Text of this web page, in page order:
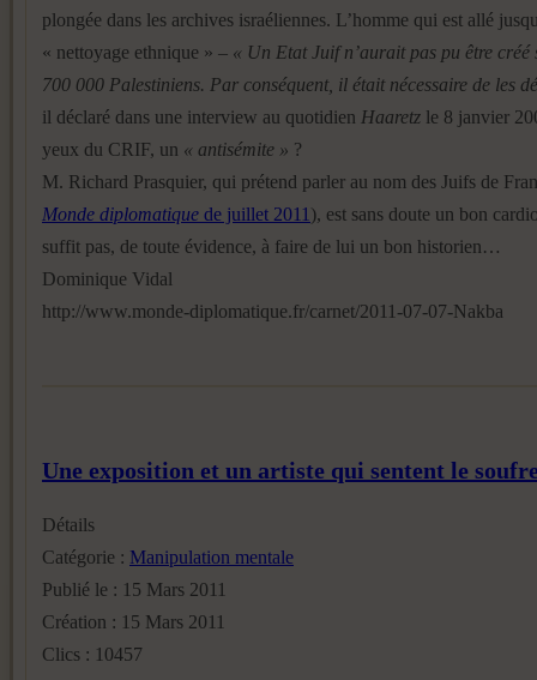
plongée dans les archives israéliennes. L’homme qui est allé
« nettoyage ethnique » – « Un Etat Juif n’aurait pas pu être créé
700 000 Palestiniens. Par conséquent, il était nécessaire de les
il déclaré dans une interview au quotidien Haaretz le 8 janvier
yeux du CRIF, un « antisémite » ?
M. Richard Prasquier, qui prétend parler au nom des Juifs de
Monde diplomatique de juillet 2011 ), est sans doute un bon
suffit pas, de toute évidence, à faire de lui un bon historien…
Dominique Vidal
http://www.monde-diplomatique.fr/carnet/2011-07-07-Nakba
Une exposition et un artiste qui sentent le
Détails
Catégorie : Manipulation mentale
Publié le : 15 Mars 2011
Création : 15 Mars 2011
Clics : 10457